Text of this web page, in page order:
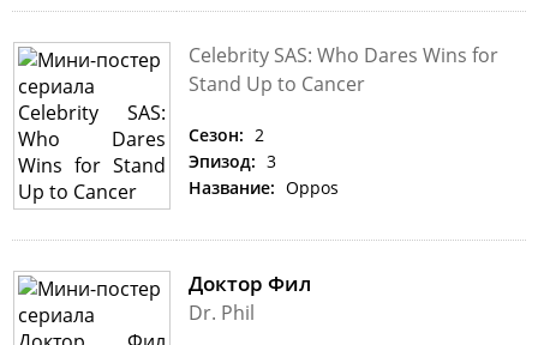
Celebrity SAS: Who Dares Wins for
Stand Up to Cancer
Сезон: 2
Эпизод: 3
Название: Oppos
Доктор Фил
Dr. Phil